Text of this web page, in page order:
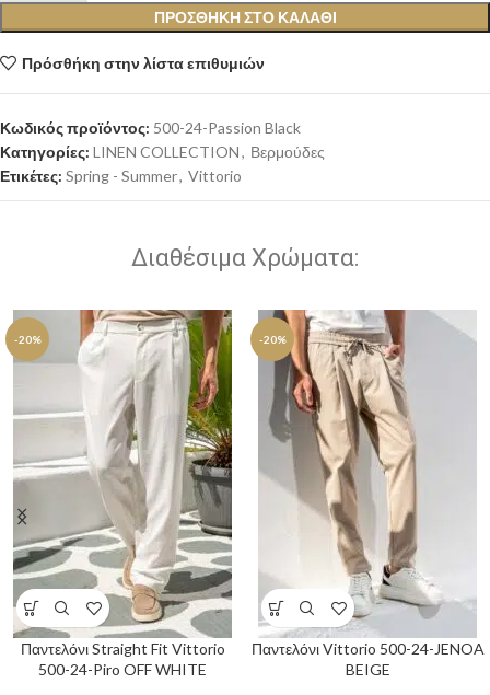
ΠΡΟΣΘΉΚΗ ΣΤΟ ΚΑΛΆΘΙ
Πρόσθήκη στην λίστα επιθυμιών
Κωδικός προϊόντος: 500-24-Passion Black
Κατηγορίες: LINEN COLLECTION, Βερμούδες
Ετικέτες: Spring - Summer, Vittorio
Διαθέσιμα Χρώματα:
-20%
Παντελόνι Straight Fit Vittorio
500-24-Piro OFF WHITE
-20%
Παντελόνι Vittorio 500-24-JENOA
BEIGE